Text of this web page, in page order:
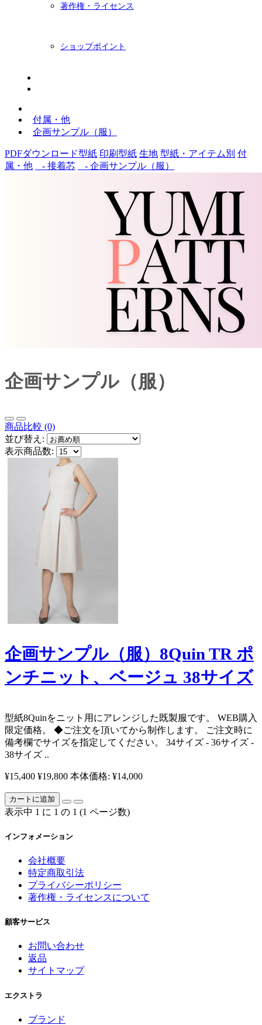
著作権・ライセンス
ショップポイント
付属・他
企画サンプル（服）
PDFダウンロード型紙 印刷型紙 生地 型紙・アイテム別 付
属・他
- 接着芯 - 企画サンプル（服）
企画サンプル（服）
商品比較 (0)
並び替え:
表示商品数:
企画サンプル（服）8Quin TR ポ
ンチニット、ベージュ 38サイズ
型紙8Quinをニット用にアレンジした既製服です。 WEB購入
限定価格。 ◆ご注文を頂いてから制作します。 ご注文時に
備考欄でサイズを指定してください。 34サイズ - 36サイズ -
38サイズ ..
¥15,400 ¥19,800 本体価格: ¥14,000
カートに追加
表示中 1 に 1 の 1 (1 ページ数)
インフォメーション
会社概要
特定商取引法
プライバシーポリシー
著作権・ライセンスについて
顧客サービス
お問い合わせ
返品
サイトマップ
エクストラ
ブランド